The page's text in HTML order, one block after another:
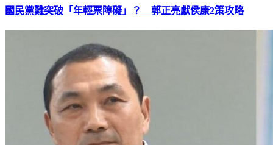
國民黨難突破「年輕票障礙」？ 郭正亮獻侯康2策攻略